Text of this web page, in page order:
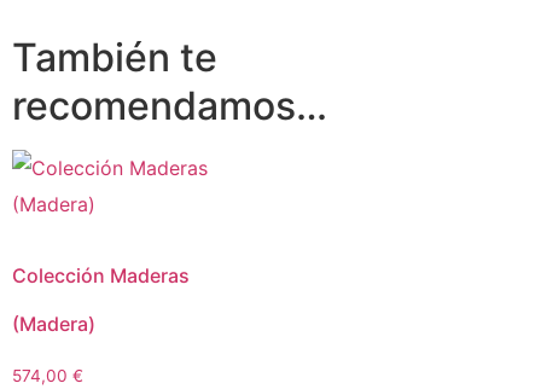
También te
recomendamos…
Colección Maderas
(Madera)
574,00 €